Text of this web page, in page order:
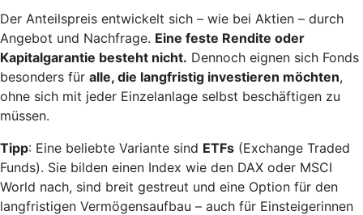
Der Anteilspreis entwickelt sich – wie bei Aktien – durch
Angebot und Nachfrage. Eine feste Rendite oder
Kapitalgarantie besteht nicht. Dennoch eignen sich Fonds
besonders für alle, die langfristig investieren möchten,
ohne sich mit jeder Einzelanlage selbst beschäftigen zu
müssen.
Tipp: Eine beliebte Variante sind ETFs (Exchange Traded
Funds). Sie bilden einen Index wie den DAX oder MSCI
World nach, sind breit gestreut und eine Option für den
langfristigen Vermögensaufbau – auch für Einsteigerinnen